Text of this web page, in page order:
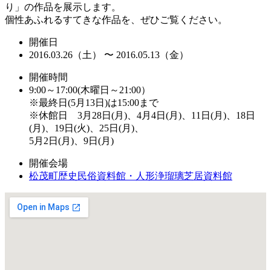
り」の作品を展示します。
個性あふれるすてきな作品を、ぜひご覧ください。
開催日
2016.03.26（土） 〜 2016.05.13（金）
開催時間
9:00～17:00(木曜日～21:00）
※最終日(5月13日)は15:00まで
※休館日 3月28日(月)、4月4日(月)、11日(月)、18日
(月)、19日(火)、25日(月)、
5月2日(月)、9日(月)
開催会場
松茂町歴史民俗資料館・人形浄瑠璃芝居資料館